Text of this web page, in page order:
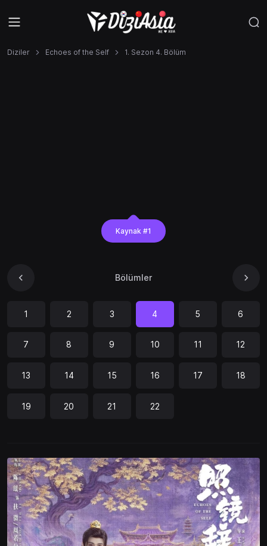
Diziler Echoes of the Self 1. Sezon 4. Bölüm
Kaynak #1
Bölümler
1 2 3 4 5 6
7 8 9 10 11 12
13 14 15 16 17 18
19 20 21 22